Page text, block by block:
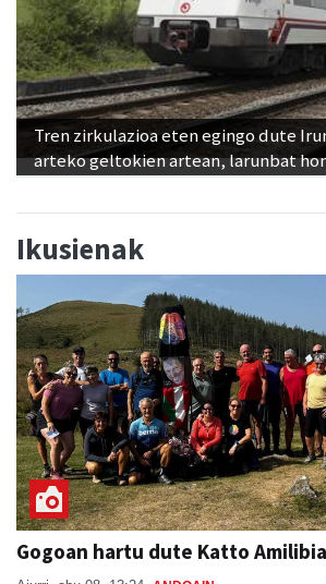
Tren zirkulazioa eten egingo dute
arteko geltokien artean, larunbat
Ikusienak
Gogoan hartu dute Katto